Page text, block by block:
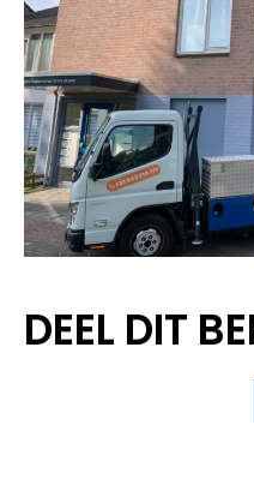
DEEL DIT